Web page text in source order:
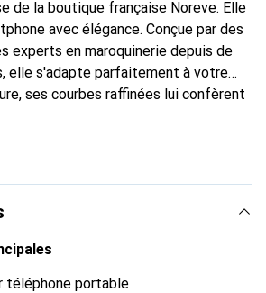
de la boutique française Noreve. Elle
avec élégance. Conçue par des
experts en maroquinerie depuis de
elle s'adapte parfaitement à votre
ses courbes raffinées lui confèrent
votre smartphone. Reconnaissante à
choix sûr pour une clientèle
téléphone portable